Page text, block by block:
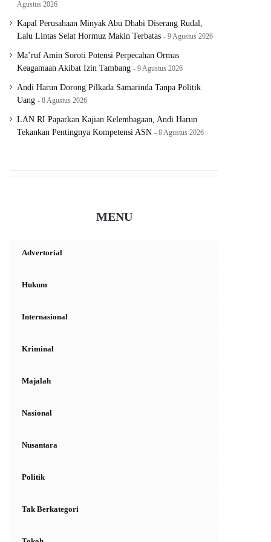
Agustus 2026
Kapal Perusahaan Minyak Abu Dhabi Diserang Rudal,
Lalu Lintas Selat Hormuz Makin Terbatas
9 Agustus 2026
Ma’ruf Amin Soroti Potensi Perpecahan Ormas
Keagamaan Akibat Izin Tambang
9 Agustus 2026
Andi Harun Dorong Pilkada Samarinda Tanpa Politik
Uang
8 Agustus 2026
LAN RI Paparkan Kajian Kelembagaan, Andi Harun
Tekankan Pentingnya Kompetensi ASN
8 Agustus 2026
MENU
Advertorial
Hukum
Internasional
Kriminal
Majalah
Nasional
Nusantara
Politik
Tak Berkategori